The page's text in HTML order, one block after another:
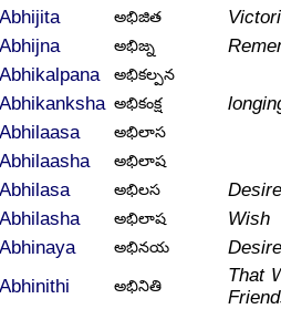
Abhijita
అభిజిత
Abhijna
అభిజ్న
Abhikalpana
అభికల్పన
Abhikanksha అభికంక్ష
Abhilaasa
అభిలాస
Abhilaasha అభిలాష
Abhilasa అభిలస
Abhilasha
అభిలాష
Wish
Abhinaya
అభినయ
Desire
Abhinithi
అభినితి
That